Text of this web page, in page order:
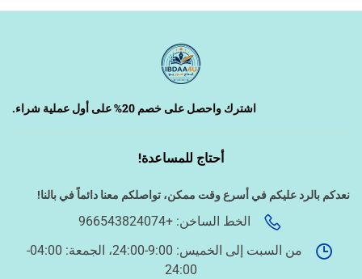
اشترك واحصل على خصم 20% على أول عملية شراء.
أحتاج للمساعدة!
نعدكم بالرد عليكم في أسرع وقت ممكن، تواصلكم معنا دائماً في بالنا!
الخط الساخن: +966543824074
من السبت إلى الخميس: 9:00-24:00، الجمعة: 04:00-
24:00
دراسة الجدوى وخطط المشاريع
الخدمات الإلكترونية الحكومية